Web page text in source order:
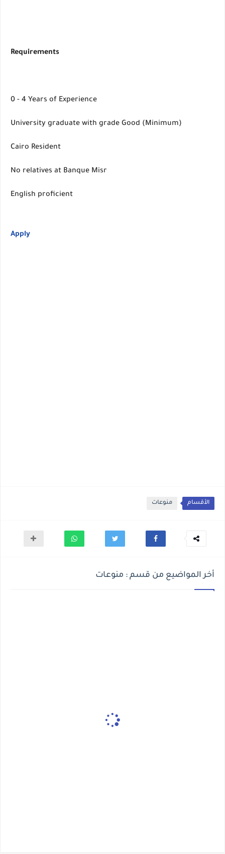
Requirements
0 - 4 Years of Experience
University graduate with grade Good (Minimum)
Cairo Resident
No relatives at Banque Misr
English proficient
Apply
الأقسام منوعات
أخر المواضيع من قسم : منوعات